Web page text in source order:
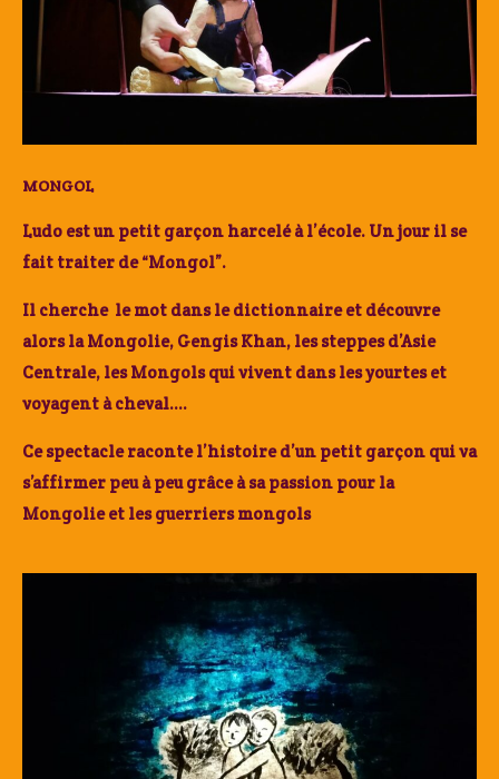
MONGOL
Ludo est un petit garçon harcelé à l’école. Un jour il se
fait traiter de “Mongol”.
Il cherche le mot dans le dictionnaire et découvre
alors la Mongolie, Gengis Khan, les steppes d’Asie
Centrale, les Mongols qui vivent dans les yourtes et
voyagent à cheval….
Ce spectacle raconte l’histoire d’un petit garçon qui va
s’affirmer peu à peu grâce à sa passion pour la
Mongolie et les guerriers mongols